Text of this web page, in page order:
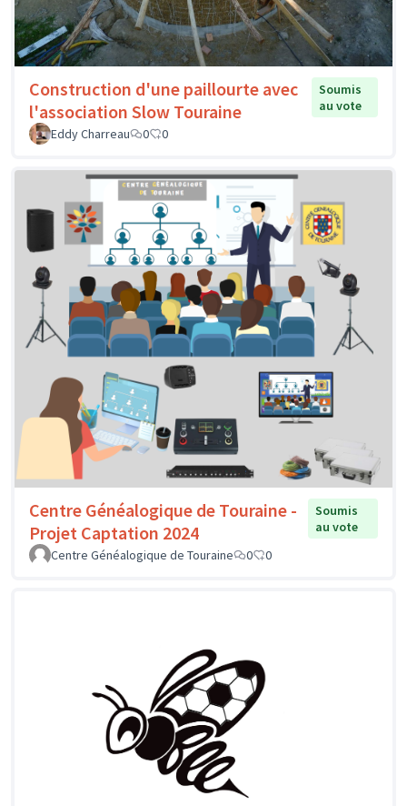
Construction d'une paillourte avec
l'association Slow Touraine
Soumis
au vote
Eddy Charreau
0 0
Centre Généalogique de Touraine -
Projet Captation 2024
Soumis
au vote
Centre Généalogique de Touraine
0 0